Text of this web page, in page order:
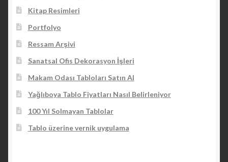
Kitap Resimleri
Portfolyo
Ressam Arşivi
Sanatsal Ofis Dekorasyon İşleri
Makam Odası Tabloları Satın Al
Yağlıboya Tablo Fiyatları Nasıl Belirleniyor
100 Yıl Solmayan Tablolar
Tablo üzerine vernik uygulama